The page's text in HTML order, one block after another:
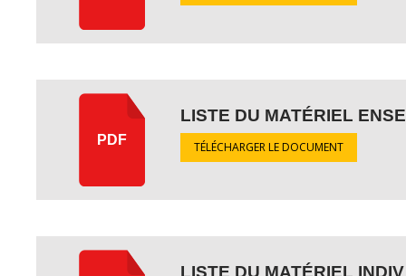
PDF
LISTE DU MATÉRIEL
TÉLÉCHARGER LE DOCUMENT
LISTE DU MATÉRIEL INDIV